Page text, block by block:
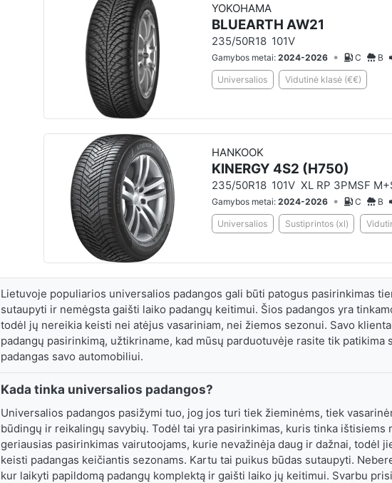
YOKOHAMA
BLUEARTH AW21
235/50R18 101V
Gamybos metai: 2024-2026 • C B
Universalios Vidutinė klasė (€€)
HANKOOK
KINERGY 4S2 (H750)
235/50R18 101V XL RP 3PMSF
Gamybos metai: 2024-2026 • C B
Universalios Sustiprintos (xl)
Lietuvoje populiarios universalios padangos gali būti patogus pasirinkimas
sutaupyti ir nemėgsta gaišti laiko padangų keitimui. Šios padangos yra
todėl jų nereikia keisti nei atėjus vasariniam, nei žiemos sezonui. Savo
padangų pasirinkimą, užtikriname, kad mūsų parduotuvėje rasite tik patikima
padangas savo automobiliui.
Kada tinka universalios padangos?
Universalios padangos pasižymi tuo, jog jos turi tiek žieminėms, tiek
būdingų ir reikalingų savybių. Todėl tai yra pasirinkimas, kuris tinka ištisiems
geriausias pasirinkimas vairutoojams, kurie nevažinėja daug ir dažnai, todėl
keisti padangas keičiantis sezonams. Kartu tai puikus būdas sutaupyti.
kur laikyti papildomą padangų komplektą ir gaišti laiko jų keitimui. Svarbu